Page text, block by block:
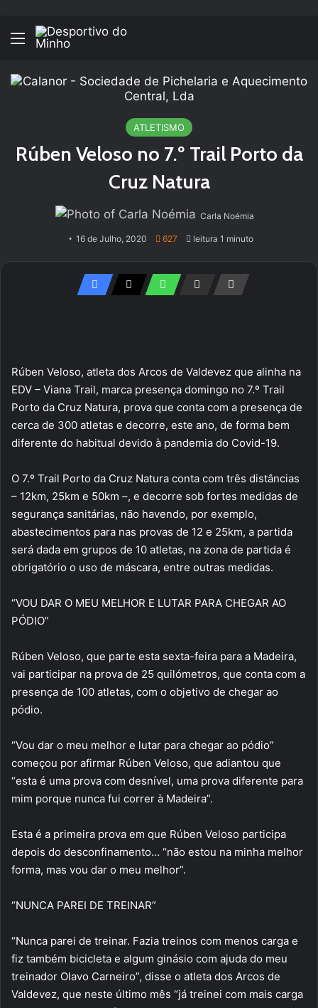
Menu
ATLETISMO
Rúben Veloso no 7.º Trail Porto da
Cruz Natura
Carla Noémia
16 de Julho, 2020 627 leitura 1 minuto
Rúben Veloso, atleta dos Arcos de Valdevez que alinha na
EDV – Viana Trail, marca presença domingo no 7.º Trail
Porto da Cruz Natura, prova que conta com a presença de
cerca de 300 atletas e decorre, este ano, de forma bem
diferente do habitual devido à pandemia do Covid-19.
O 7.º Trail Porto da Cruz Natura conta com três distâncias
– 12km, 25km e 50km –, e decorre sob fortes medidas de
segurança sanitárias, não havendo, por exemplo,
abastecimentos para nas provas de 12 e 25km, a partida
será dada em grupos de 10 atletas, na zona de partida é
obrigatório o uso de máscara, entre outras medidas.
“VOU DAR O MEU MELHOR E LUTAR PARA CHEGAR AO
PÓDIO”
Rúben Veloso, que parte esta sexta-feira para a Madeira,
vai participar na prova de 25 quilómetros, que conta com a
presença de 100 atletas, com o objetivo de chegar ao
pódio.
“Vou dar o meu melhor e lutar para chegar ao pódio”
começou por afirmar Rúben Veloso, que adiantou que
“esta é uma prova com desnível, uma prova diferente para
mim porque nunca fui correr à Madeira”.
Esta é a primeira prova em que Rúben Veloso participa
depois do desconfinamento… “não estou na minha melhor
forma, mas vou dar o meu melhor”.
“NUNCA PAREI DE TREINAR”
“Nunca parei de treinar. Fazia treinos com menos carga e
fiz também bicicleta e algum ginásio com ajuda do meu
treinador Olavo Carneiro”, disse o atleta dos Arcos de
Valdevez, que neste último mês “já treinei com mais carga